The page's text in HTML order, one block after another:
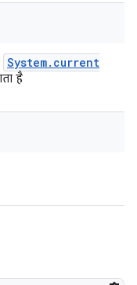
System. current
है